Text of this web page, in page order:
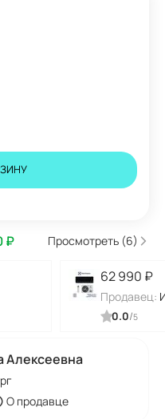
₽ Просмотреть (6)
62 990 ₽
Продавец:
0.0/5
Алексеевна
О продавце